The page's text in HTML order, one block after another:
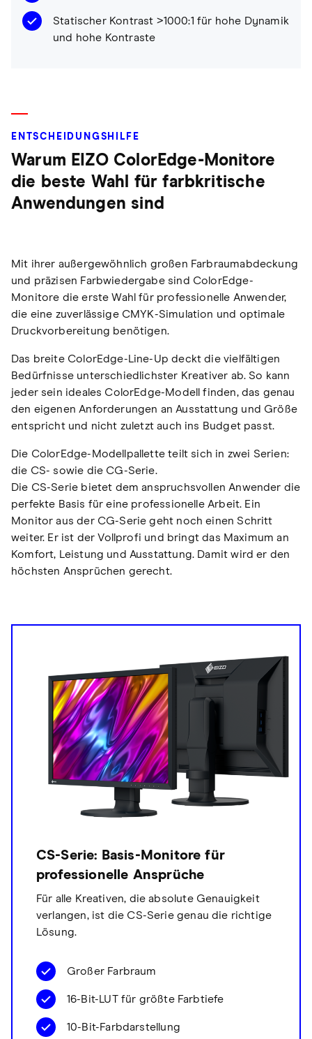
Statischer Kontrast >1000:1 für hohe Dynamik
und hohe Kontraste
ENTSCHEIDUNGSHILFE
Warum EIZO ColorEdge-Monitore
die beste Wahl für farbkritische
Anwendungen sind
Mit ihrer außergewöhnlich großen Farbraumabdeckung
und präzisen Farbwiedergabe sind ColorEdge-
Monitore die erste Wahl für professionelle Anwender,
die eine zuverlässige CMYK-Simulation und optimale
Druckvorbereitung benötigen.
Das breite ColorEdge-Line-Up deckt die vielfältigen
Bedürfnisse unterschiedlichster Kreativer ab. So kann
jeder sein ideales ColorEdge-Modell finden, das genau
den eigenen Anforderungen an Ausstattung und Größe
entspricht und nicht zuletzt auch ins Budget passt.
Die ColorEdge-Modellpallette teilt sich in zwei Serien:
die CS- sowie die CG-Serie.
Die CS-Serie bietet dem anspruchsvollen Anwender die
perfekte Basis für eine professionelle Arbeit. Ein
Monitor aus der CG-Serie geht noch einen Schritt
weiter. Er ist der Vollprofi und bringt das Maximum an
Komfort, Leistung und Ausstattung. Damit wird er den
höchsten Ansprüchen gerecht.
CS-Serie: Basis-Monitore für
professionelle Ansprüche
Für alle Kreativen, die absolute Genauigkeit
verlangen, ist die CS-Serie genau die richtige
Lösung.
Großer Farbraum
16-Bit-LUT für größte Farbtiefe
10-Bit-Farbdarstellung